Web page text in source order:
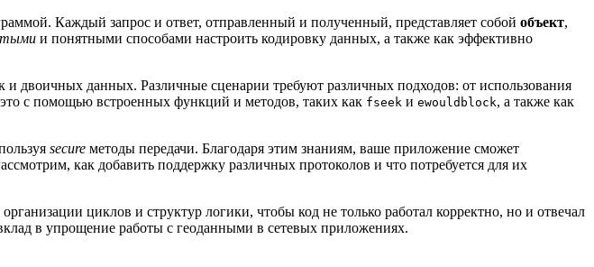
Каждый запрос и ответ, отправленный и полученный, представляет собой объект,
и понятными способами настроить кодировку данных, а также как эффективно
двоичных данных. Различные сценарии требуют различных подходов: от использования
с помощью встроенных функций и методов, таких как fseek и ewouldblock, а также как
secure методы передачи. Благодаря этим знаниям, ваше приложение сможет
как добавить поддержку различных протоколов и что потребуется для их
циклов и структур логики, чтобы код не только работал корректно, но и отвечал
в упрощение работы с геоданными в сетевых приложениях.